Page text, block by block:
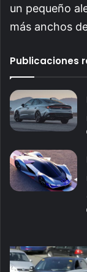
un pequeño
más anchos
Publicaciones